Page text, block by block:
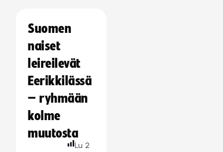
Suomen
naiset
leireilevät
Eerikkilässä
– ryhmään
kolme
muutosta
Lu 2